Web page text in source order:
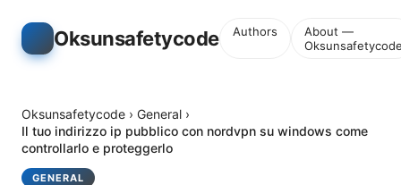
Oksunsafetycode Authors
About —
Oksunsafetycode › General ›
Il tuo indirizzo ip pubblico con nordvpn su windows come
controllarlo e proteggerlo
GENERAL